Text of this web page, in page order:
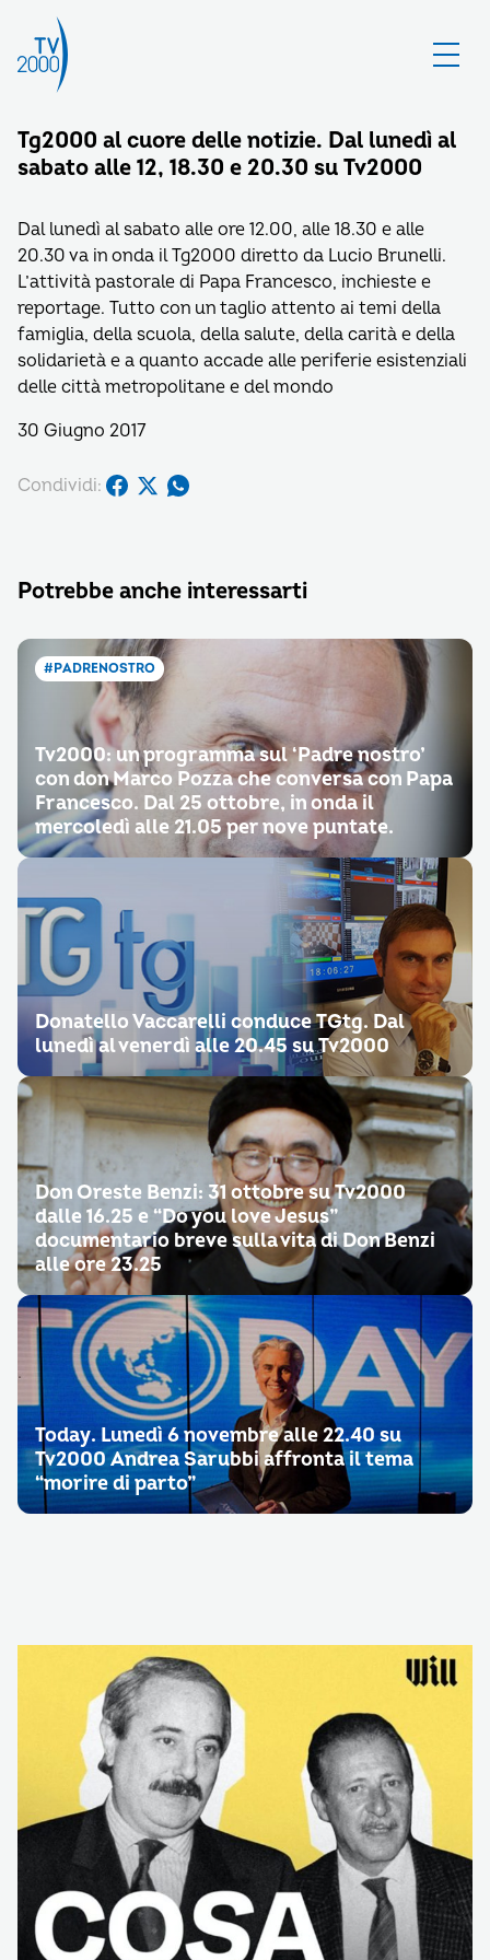
Tg2000 al cuore delle notizie. Dal lunedì al
sabato alle 12, 18.30 e 20.30 su Tv2000
Dal lunedì al sabato alle ore 12.00, alle 18.30 e alle
20.30 va in onda il Tg2000 diretto da Lucio Brunelli.
L’attività pastorale di Papa Francesco, inchieste e
reportage. Tutto con un taglio attento ai temi della
famiglia, della scuola, della salute, della carità e della
solidarietà e a quanto accade alle periferie esistenziali
delle città metropolitane e del mondo
30 Giugno 2017
Condividi:
Potrebbe anche interessarti
#PADRENOSTRO
Tv2000: un programma sul ‘Padre nostro’
con don Marco Pozza che conversa con Papa
Francesco. Dal 25 ottobre, in onda il
mercoledì alle 21.05 per nove puntate.
Donatello Vaccarelli conduce TGtg. Dal
lunedì al venerdì alle 20.45 su Tv2000
Don Oreste Benzi: 31 ottobre su Tv2000
dalle 16.25 e “Do you love Jesus”
documentario breve sulla vita di Don Benzi
alle ore 23.25
Today. Lunedì 6 novembre alle 22.40 su
Tv2000 Andrea Sarubbi affronta il tema
“morire di parto”